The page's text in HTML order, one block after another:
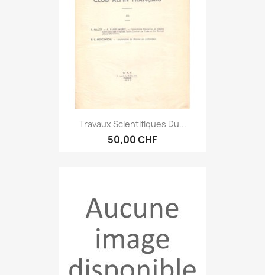
Travaux Scientifiques Du...
50,00 CHF